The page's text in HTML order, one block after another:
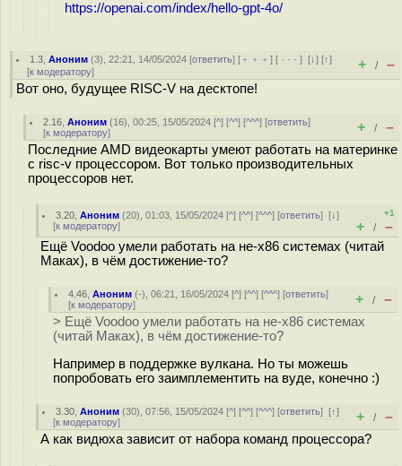
https://openai.com/index/hello-gpt-4o/
1.3 ,Аноним (3), 22:21, 14/05/2024 [ответить] [ ﹢﹢﹢] [ · · ·][↓] [↑]
[к модератору] + / –
Вот оно, будущее RISC-V на десктопе!
2.16 ,Аноним (16), 00:25, 15/05/2024 [^] [^^] [^^^] [ответить]
[к модератору] + / –
Последние AMD видеокарты умеют работать на материнке
с risc-v процессором. Вот только производительных
процессоров нет.
3.20 ,Аноним (20), 01:03, 15/05/2024 [^] [^^] [^^^] [ответить][↓]
[к модератору]
+1
+ / –
Ещё Voodoo умели работать на не-x86 системах (читай
Маках), в чём достижение-то?
4.46 ,Аноним (-), 06:21, 16/05/2024 [^] [^^] [^^^] [ответить]
[к модератору] + / –
> Ещё Voodoo умели работать на не-x86 системах
(читай Маках), в чём достижение-то?
Например в поддержке вулкана. Но ты можешь
попробовать его заимплементить на вуде, конечно :)
3.30 ,Аноним (30), 07:56, 15/05/2024 [^] [^^] [^^^] [ответить][↑]
[к модератору] + / –
А как видюха зависит от набора команд процессора?